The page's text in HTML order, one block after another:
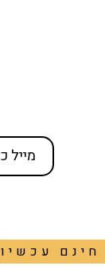
מחשבון דסמוס (Desmos):
עכשיו